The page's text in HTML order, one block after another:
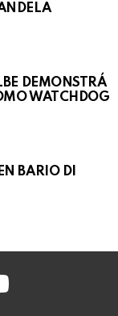
DEMONSTRÁ
WATCHDOG
BARIO DI
youtube